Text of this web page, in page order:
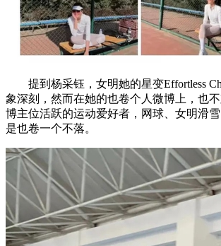
提到杨采钰，女明她的星变Effortless
象深刻，然而在她的也卷个人微博上，也
博主位活跃的运动爱好者，网球、女明滑
是也卷一个不落。